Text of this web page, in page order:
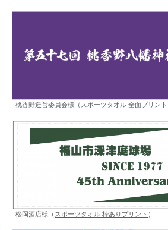
桃香野造営委員会様（ スポーツタオル 全面プリント
松岡酒店様（ スポーツタオル 枠ありプリント ）